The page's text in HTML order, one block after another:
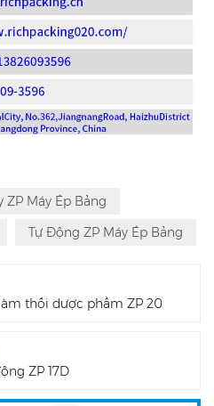
ZP Máy Ép Bảng
Tự Động ZP Máy Ép Bảng
thối dược phẩm ZP 20
ZP 17D